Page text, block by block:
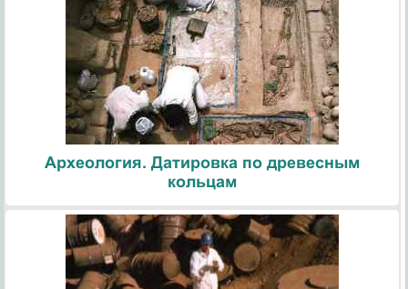
Археология. Датировка по древесным
кольцам